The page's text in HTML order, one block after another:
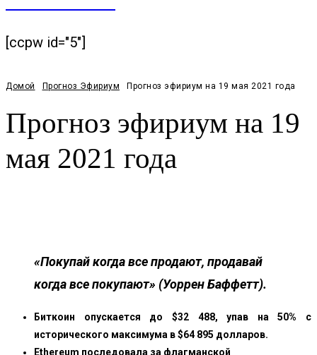
[ccpw id="5"]
Домой Прогноз Эфириум Прогноз эфириум на 19 мая 2021 года
Прогноз эфириум на 19
мая 2021 года
«Покупай когда все продают, продавай
когда все покупают» (Уоррен Баффетт).
Биткоин опускается до $32 488, упав на 50% с
исторического максимума в $64 895 долларов.
Ethereum последовала за флагманской